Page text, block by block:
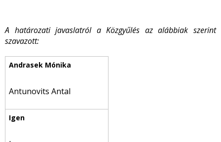
A határozati javaslatról a Közgyűlés az alábbiak szerint
szavazott:
Antunovits Antal